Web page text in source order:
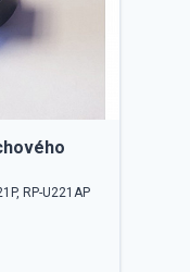
RP-U221AP